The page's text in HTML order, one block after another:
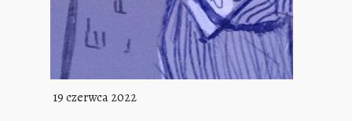
19 czerwca 2022